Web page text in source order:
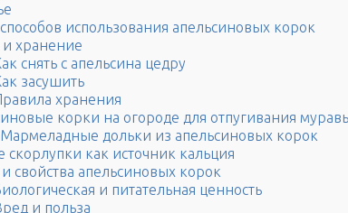
использования апельсиновых корок
хранение
снять с апельсина цедру
засушить
хранения
корки на огороде для отпугивания
дольки из апельсиновых корок
скорлупки как источник кальция
и свойства апельсиновых корок
и питательная ценность
и польза